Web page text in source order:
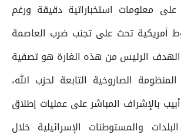
معلومات استخباراتية دقيقة ورغم
أمريكية تحث على تجنب ضرب العاصمة
الرئيس من هذه الغارة هو تصفية
الصاروخية التابعة لحزب الله،
بالإشراف المباشر على عمليات إطلاق
والمستوطنات الإسرائيلية خلال